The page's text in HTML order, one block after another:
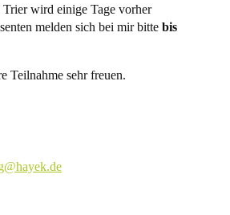
wird einige Tage vorher
melden sich bei mir bitte bis
Teilnahme sehr freuen.